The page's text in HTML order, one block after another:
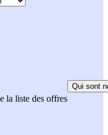
la liste des offres
Qui sont